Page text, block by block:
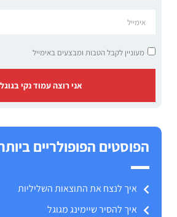
מעוניין לקבל הטבות ומבצעים באימייל
אני רוצה עמוד נקי
הפוסטים הפופולריים
איך לנצח את התוצאות השליליות
איך להסיר שיימינג מגוגל